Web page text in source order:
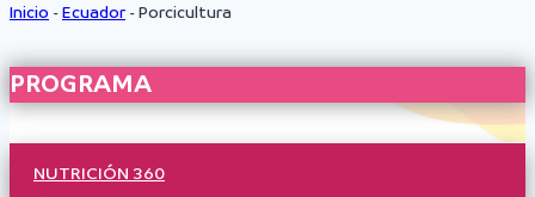
Inicio - Ecuador - Porcicultura
PROGRAMA
NUTRICIÓN 360